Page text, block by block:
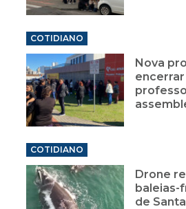
COTIDIANO
Nova
COTIDIANO
Drone
baleias-
de